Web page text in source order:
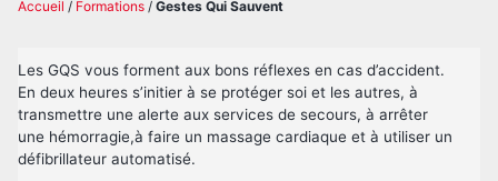
Accueil / Formations / Gestes Qui Sauvent
Les GQS vous forment aux bons réflexes en cas d’accident.
En deux heures s’initier à se protéger soi et les autres, à
transmettre une alerte aux services de secours, à arrêter
une hémorragie,à faire un massage cardiaque et à utiliser un
défibrillateur automatisé.